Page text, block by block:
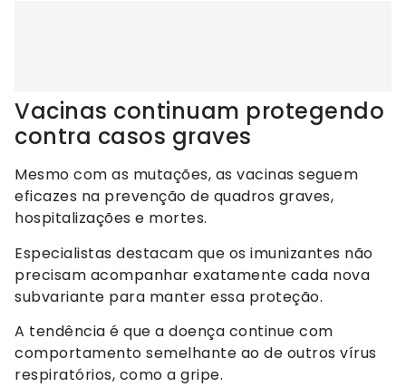
Vacinas continuam protegendo
contra casos graves
Mesmo com as mutações, as vacinas seguem
eficazes na prevenção de quadros graves,
hospitalizações e mortes.
Especialistas destacam que os imunizantes não
precisam acompanhar exatamente cada nova
subvariante para manter essa proteção.
A tendência é que a doença continue com
comportamento semelhante ao de outros vírus
respiratórios, como a gripe.